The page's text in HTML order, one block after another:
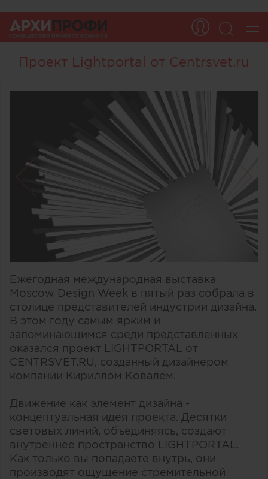
Проект Lightportal от Centrsvet.ru
Ежегодная международная выставка
Moscow Design Week в пятый раз собрала в
столице представителей индустрии дизайна.
В этом году самым ярким и
запоминающимся среди представленных
оказался проект LIGHTPORTAL от
CENTRSVET.RU, созданный дизайнером
компании Кириллом Ковалем.
Движение как элемент дизайна -
концептуальная идея проекта. Десятки
световых линий, объединяясь, создают
внутреннее пространство LIGHTPORTAL.
Как только вы попадаете внутрь, они
производят ощущение стремительной